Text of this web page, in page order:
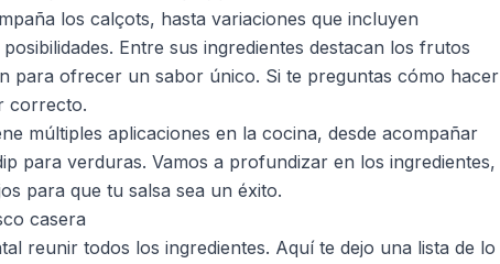
los calçots, hasta variaciones que incluyen
Entre sus ingredientes destacan los frutos
para ofrecer un sabor único. Si te preguntas cómo hacer
correcto.
múltiples aplicaciones en la cocina, desde acompañar
para verduras. Vamos a profundizar en los ingredientes,
para que tu salsa sea un éxito.
casera
reunir todos los ingredientes. Aquí te dejo una lista de lo